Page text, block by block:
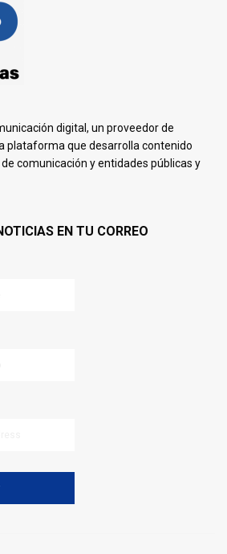
digital, un proveedor de
plataforma que desarrolla contenido
comunicación y entidades públicas y
EN TU CORREO